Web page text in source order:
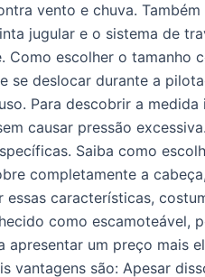
vento e chuva.
jugular e o sistema de
escolher o
se deslocar durante a
Para descobrir a
causar pressão
Saiba como
completamente a
características,
como
um preço mais
vantagens são: Apesar